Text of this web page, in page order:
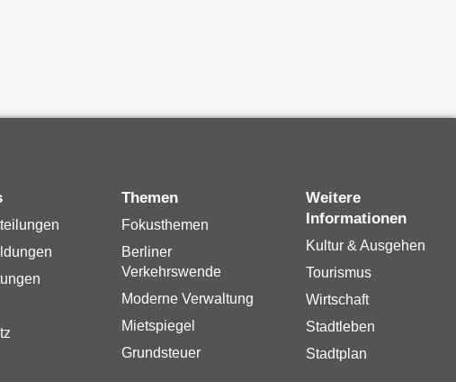
Themen
Fokusthemen
Berliner
Verkehrswende
Moderne Verwaltung
Mietspiegel
Grundsteuer
Weitere
Informationen
Kultur & Ausgehen
Tourismus
Wirtschaft
Stadtleben
Stadtplan